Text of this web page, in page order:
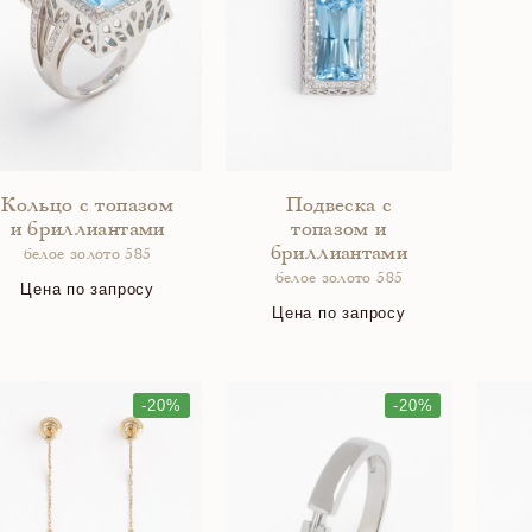
Кольцо с топазом
и бриллиантами
белое золото 585
Цена по запросу
Подвеска с
топазом и
бриллиантами
белое золото 585
Цена по запросу
-20% -20%